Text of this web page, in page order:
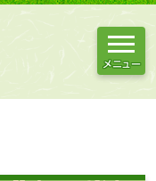
メニュー